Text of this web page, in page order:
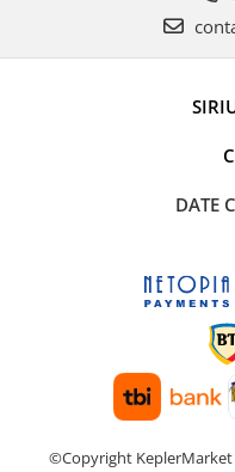
DATE
©Copyright KeplerMarket